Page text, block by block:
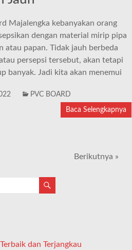
Majalengka kebanyakan orang
dengan material mirip pipa
atau papan. Tidak jauh berbeda
persepsi tersebut, akan tetapi
banyak. Jadi kita akan menemui
PVC BOARD
Baca Selengkapnya
Berikutnya »
dan Terjangkau